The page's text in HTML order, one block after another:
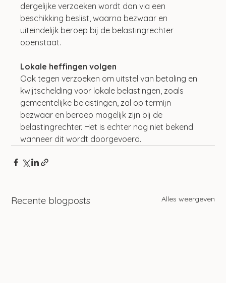
dergelijke verzoeken wordt dan via een
beschikking beslist, waarna bezwaar en
uiteindelijk beroep bij de belastingrechter
openstaat.
Lokale heffingen volgen
Ook tegen verzoeken om uitstel van betaling en
kwijtschelding voor lokale belastingen, zoals
gemeentelijke belastingen, zal op termijn
bezwaar en beroep mogelijk zijn bij de
belastingrechter. Het is echter nog niet bekend
wanneer dit wordt doorgevoerd.
Recente blogposts Alles weergeven